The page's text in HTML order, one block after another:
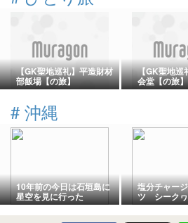
【GK聖地巡礼】平造財材
部飯場【の旅】
【GK聖地巡
会堂【の旅】
# 沖縄
10年前の今日は石垣島に
星空を見に行った
塩分チャー
ツ シーク
沖縄限定